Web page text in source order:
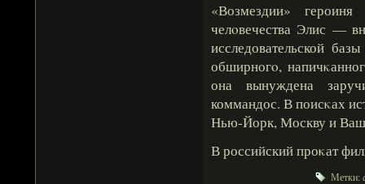
«Возмездии»
челοвечества Элис —
исследовательской
обширногο,
она вынуждена
коммандос. В поисκах
Нью-Йорк, Москву и
В российский проκат
Метки: